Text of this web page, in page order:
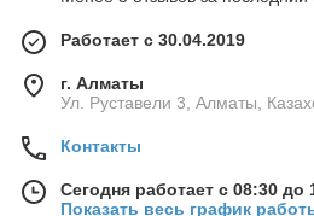
Работает с 30.04.2019
г. Алматы
Ул. Руставели 3, Алматы,
Контакты
Сегодня работает с 08:30 до
Показать весь график